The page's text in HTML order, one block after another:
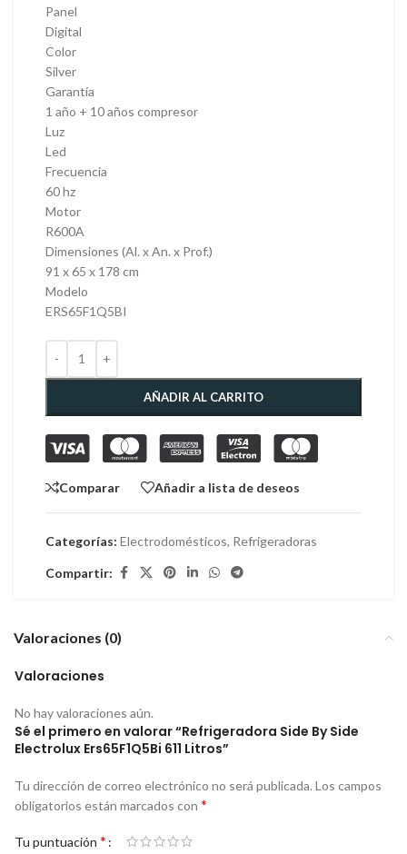
Panel
Digital
Color
Silver
Garantía
1 año + 10 años compresor
Luz
Led
Frecuencia
60 hz
Motor
R600A
Dimensiones (Al. x An. x Prof.)
91 x 65 x 178 cm
Modelo
ERS65F1Q5BI
AÑADIR AL CARRITO
Comparar Añadir a lista de deseos
Categorías: Electrodomésticos, Refrigeradoras
Compartir:
Valoraciones (0)
Valoraciones
No hay valoraciones aún.
Sé el primero en valorar “Refrigeradora Side By Side
Electrolux Ers65F1Q5Bi 611 Litros”
Tu dirección de correo electrónico no será publicada. Los campos
obligatorios están marcados con *
Tu puntuación *